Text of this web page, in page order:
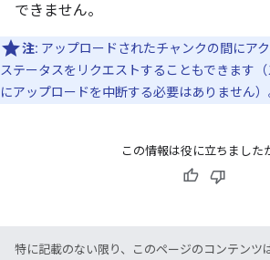
できません。
注: アップロードされたチャンクの間にア
ステータスをリクエストすることもできます
にアップロードを中断する必要はありません）
この情報は役に立ちました
特に記載のない限り、このページのコンテンツ